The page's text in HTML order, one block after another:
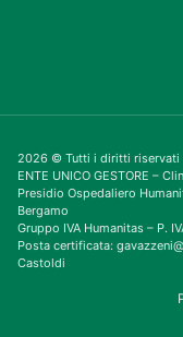
2026 © Tutti i diritti riservati
ENTE UNICO GESTORE –
Presidio Ospedaliero
Bergamo
Gruppo IVA Humanitas – P.
Posta certificata:
Castoldi